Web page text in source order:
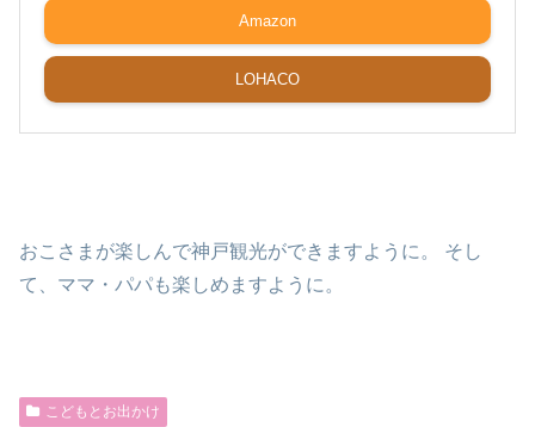
Amazon
LOHACO
おこさまが楽しんで神戸観光ができますように。 そし
て、ママ・パパも楽しめますように。
こどもとお出かけ